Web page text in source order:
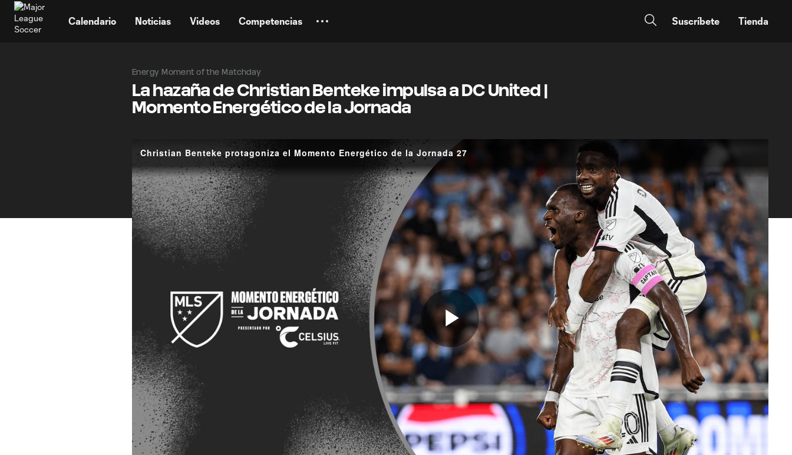
Calendario Noticias Videos Competencias Suscríbete Tienda
Energy Moment of the Matchday
La hazaña de Christian Benteke impulsa a DC United |
Momento Energético de la Jornada
Christian Benteke protagoniza el Momento Energético de la Jornada 27
Play
Video